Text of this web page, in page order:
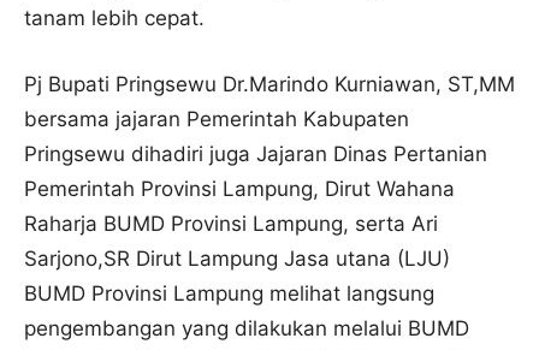
tanam lebih cepat.
Pj Bupati Pringsewu Dr.Marindo Kurniawan, ST,MM
bersama jajaran Pemerintah Kabupaten
Pringsewu dihadiri juga Jajaran Dinas Pertanian
Pemerintah Provinsi Lampung, Dirut Wahana
Raharja BUMD Provinsi Lampung, serta Ari
Sarjono,SR Dirut Lampung Jasa utana (LJU)
BUMD Provinsi Lampung melihat langsung
pengembangan yang dilakukan melalui BUMD